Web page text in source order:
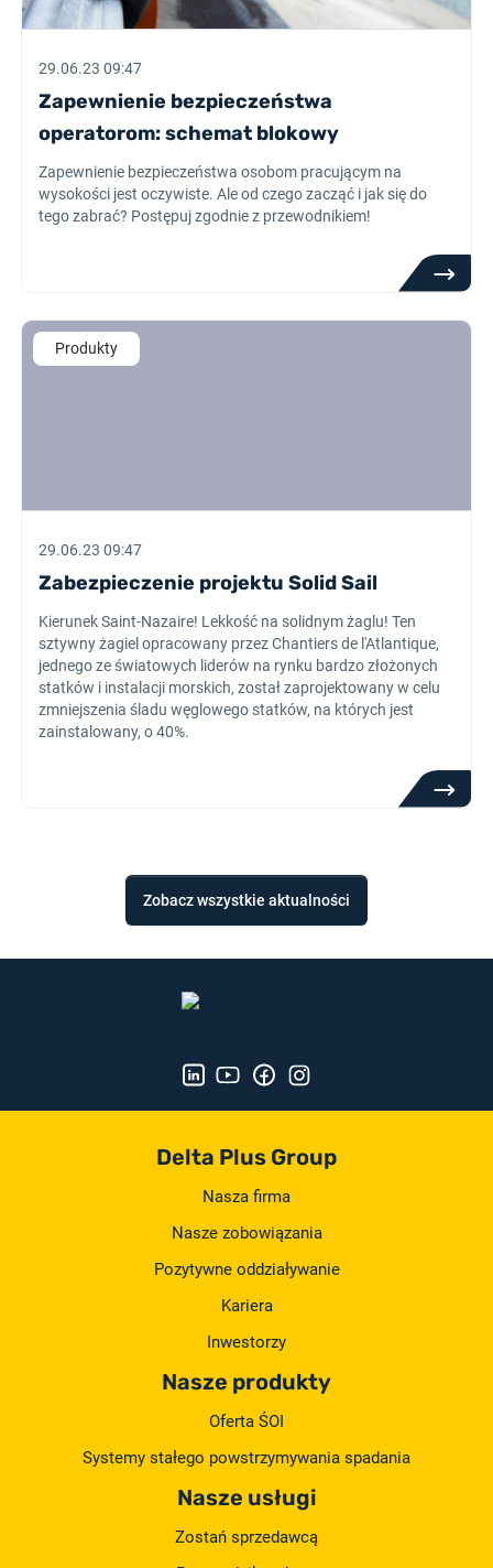
29.06.23 09:47
Zapewnienie bezpieczeństwa
operatorom: schemat blokowy
Zapewnienie bezpieczeństwa osobom pracującym na
wysokości jest oczywiste. Ale od czego zacząć i jak się do
tego zabrać? Postępuj zgodnie z przewodnikiem!
Produkty
29.06.23 09:47
Zabezpieczenie projektu Solid Sail
Kierunek Saint-Nazaire! Lekkość na solidnym żaglu! Ten
sztywny żagiel opracowany przez Chantiers de l'Atlantique,
jednego ze światowych liderów na rynku bardzo złożonych
statków i instalacji morskich, został zaprojektowany w celu
zmniejszenia śladu węglowego statków, na których jest
zainstalowany, o 40%.
Zobacz wszystkie aktualności
Delta Plus Group
Nasza firma
Nasze zobowiązania
Pozytywne oddziaływanie
Kariera
Inwestorzy
Nasze produkty
Oferta ŚOI
Systemy stałego powstrzymywania spadania
Nasze usługi
Zostań sprzedawcą